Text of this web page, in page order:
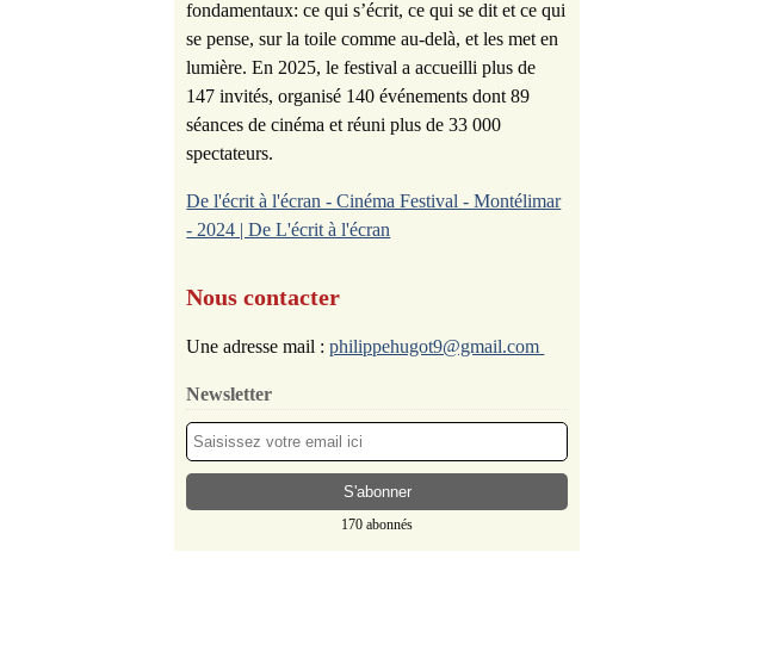
fondamentaux: ce qui s’écrit, ce qui se dit et ce qui
se pense, sur la toile comme au-delà, et les met en
lumière. En 2025, le festival a accueilli plus de
147 invités, organisé 140 événements dont 89
séances de cinéma et réuni plus de 33 000
spectateurs.
De l'écrit à l'écran - Cinéma Festival - Montélimar
- 2024 | De L'écrit à l'écran
Nous contacter
Une adresse mail :philippehugot9@gmail.com
Newsletter
170 abonnés